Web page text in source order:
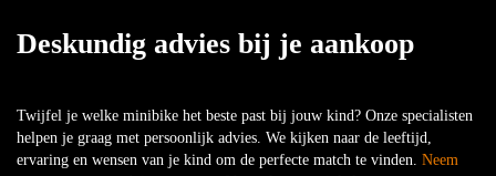
Deskundig advies bij je aankoop
Twijfel je welke minibike het beste past bij jouw kind? Onze specialisten
helpen je graag met persoonlijk advies. We kijken naar de leeftijd,
ervaring en wensen van je kind om de perfecte match te vinden. Neem